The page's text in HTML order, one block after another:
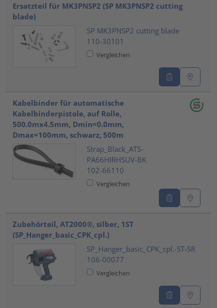
Ersatzteil für MK3PNSP2 (SP MK3PNSP2 cutting
blade)
SP MK3PNSP2 cutting blade
110-30101
Vergleichen
Kabelbinder für automatische
Kabelbinderpistole, auf Rolle,
500.0mx4.5mm, Dmin=0.0mm,
Dmax=100mm, schwarz, 500m
Strap_Black_ATS-
PA66HIRHSUV-BK
102-66110
Vergleichen
Zubehörteil, AT2000®, silber, 1ST
(SP_Hanger_basic_CPK_cpl.)
SP_Hanger_basic_CPK_cpl.-ST-SR
106-00077
Vergleichen